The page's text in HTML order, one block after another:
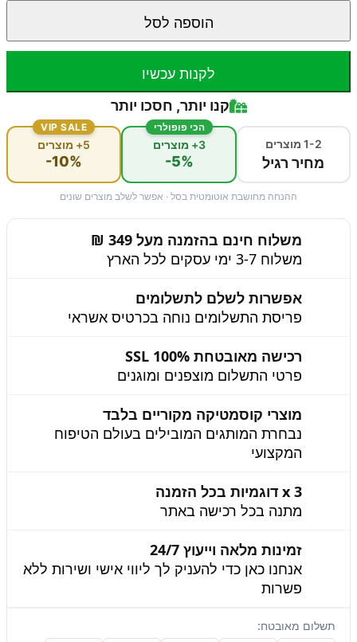
הוספה לסל
לקנות עכשיו
קנו יותר, חסכו יותר
1-2 מוצרים
מחיר רגיל
הכי פופולרי
3+ מוצרים
-5%
VIP SALE
5+ מוצרים
-10%
ההנחה מחושבת אוטומטית בסל · אפשר לשלב מוצרים שונים
משלוח חינם בהזמנה מעל 349 ₪
משלוח 3-7 ימי עסקים לכל הארץ
אפשרות לשלם לתשלומים
פריסת התשלומים נוחה בכרטיס אשראי
רכישה מאובטחת 100% SSL
פרטי התשלום מוצפנים ומוגנים
מוצרי קוסמטיקה מקוריים בלבד
נבחרת המותגים המובילים בעולם הטיפוח
המקצועי
3 x דוגמיות בכל הזמנה
מתנה בכל רכישה באתר
זמינות מלאה וייעוץ 24/7
אנחנו כאן כדי להעניק לך ליווי אישי ושירות ללא
פשרות
תשלום מאובטח: